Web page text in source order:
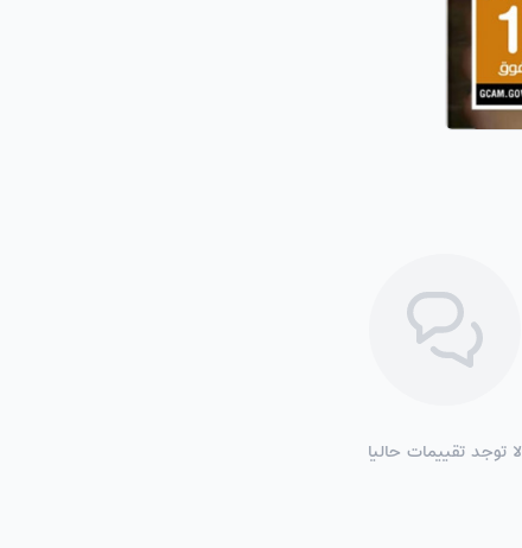
لا توجد تقييمات حاليا